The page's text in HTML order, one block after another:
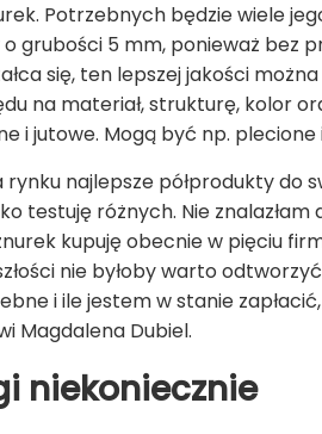
Potrzebnych będzie wiele
grubości 5 mm, ponieważ bez
się, ten lepszej jakości
na materiał, strukturę, kolor
i jutowe. Mogą być np.
najlepsze półprodukty do
testuję różnych. Nie
kupuję obecnie w pięciu
nie byłoby warto
i ile jestem w stanie
Magdalena Dubiel.
niekoniecznie